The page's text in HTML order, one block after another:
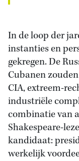
In de loop der
instanties en
gekregen. De
Cubanen
CIA, extreem-
industriële
combinatie van
Shakespeare-
kandidaat:
werkelijk